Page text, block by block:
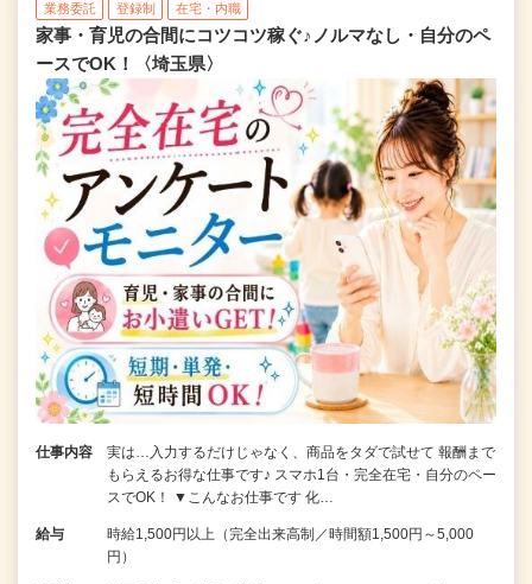
業務委託 登録制 在宅・内職
家事・育児の合間にコツコツ稼ぐ♪ノルマなし・自分のペ
ースでOK！〈埼玉県〉
仕事内容
実は…入力するだけじゃなく、商品をタダで試せて 報酬まで
もらえるお得な仕事です♪ スマホ1台・完全在宅・自分のペー
スでOK！ ▼こんなお仕事です 化…
給与
時給1,500円以上（完全出来高制／時間額1,500円～5,000
円）